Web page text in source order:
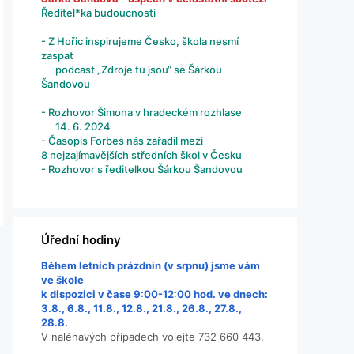
Ředitel*ka budoucnosti
- Z Hořic inspirujeme Česko, škola nesmí
zaspat
podcast „Zdroje tu jsou“ se Šárkou
Šandovou
- Rozhovor Šimona v hradeckém rozhlase
14. 6. 2024
- Časopis Forbes nás zařadil mezi
8 nejzajímavějších středních škol v Česku
- Rozhovor s ředitelkou Šárkou Šandovou
Úřední hodiny
Během letních prázdnin (v srpnu) jsme vám
ve škole
k dispozici v čase 9:00-12:00 hod. ve dnech:
3.8., 6.8., 11.8., 12.8., 21.8., 26.8., 27.8.,
28.8.
V naléhavých případech volejte 732 660 443.